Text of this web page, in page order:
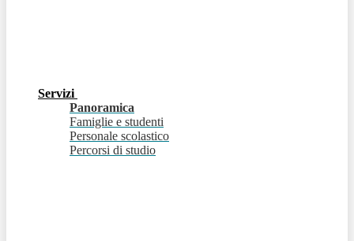
Servizi
Panoramica
Famiglie e studenti
Personale scolastico
Percorsi di studio